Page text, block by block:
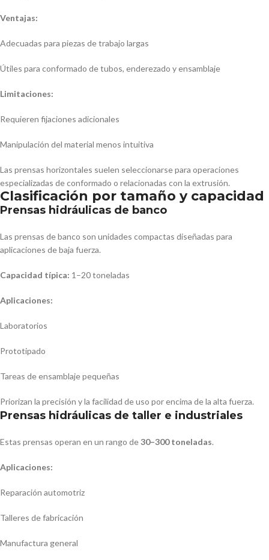
Ventajas:
Adecuadas para piezas de trabajo largas
Útiles para conformado de tubos, enderezado y ensamblaje
Limitaciones:
Requieren fijaciones adicionales
Manipulación del material menos intuitiva
Las prensas horizontales suelen seleccionarse para operaciones
especializadas de conformado o relacionadas con la extrusión.
Clasificación por tamaño y capacidad
Prensas hidráulicas de banco
Las prensas de banco son unidades compactas diseñadas para
aplicaciones de baja fuerza.
Capacidad típica: 1–20 toneladas
Aplicaciones:
Laboratorios
Prototipado
Tareas de ensamblaje pequeñas
Priorizan la precisión y la facilidad de uso por encima de la alta fuerza.
Prensas hidráulicas de taller e industriales
Estas prensas operan en un rango de30–300 toneladas.
Aplicaciones:
Reparación automotriz
Talleres de fabricación
Manufactura general